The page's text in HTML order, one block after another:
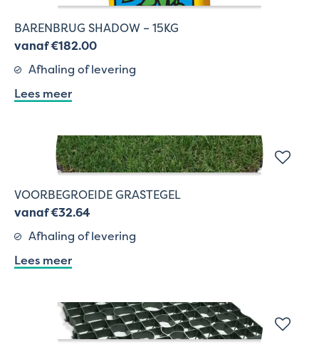
BARENBRUG SHADOW – 15KG
vanaf €182.00
Afhaling of levering
Lees meer
VOORBEGROEIDE GRASTEGEL
vanaf €32.64
Afhaling of levering
Lees meer